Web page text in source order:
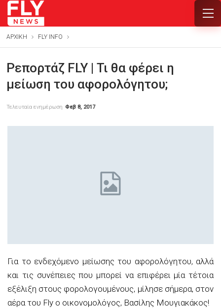
ΑΡΧΙΚΗ FLY INFO
Ρεπορτάζ FLY | Τι θα φέρει η
μείωση του αφορολόγητου;
Τελευταία ενημέρωση Φεβ 8, 2017
Για το ενδεχόμενο μείωσης του αφορολόγητου, αλλά
και τις συνέπειες που μπορεί να επιφέρει μία τέτοια
εξέλιξη στους φορολογουμένους, μίλησε σήμερα, στον
αέρα του Fly ο οικονομολόγος, Βασίλης Μουγιακάκος!